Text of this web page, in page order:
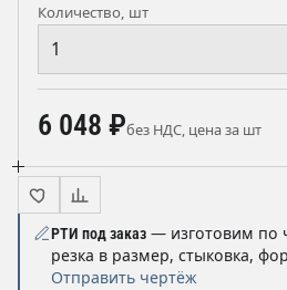
Количество, шт
6 048 ₽без НДС, цена за шт
РТИ под заказ — изготовим по
резка в размер, стыковка,
Отправить чертёж